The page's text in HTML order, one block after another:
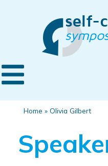
Home » Olivia Gilbert